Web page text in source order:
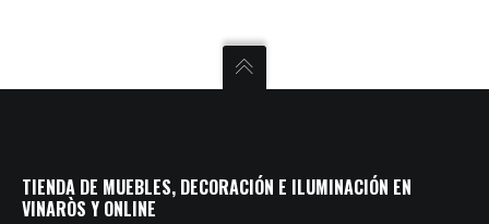
TIENDA DE MUEBLES, DECORACIÓN E ILUMINACIÓN EN
VINARÒS Y ONLINE